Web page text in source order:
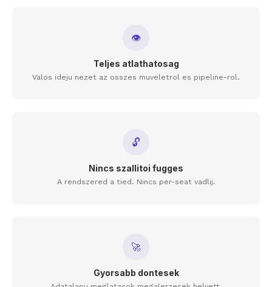
👁
Teljes atlathatosag
Valos ideju nezet az osszes muveletrol es pipeline-rol.
🔓
Nincs szallitoi fugges
A rendszered a tied. Nincs per-seat vadlij.
🚀
Gyorsabb dontesek